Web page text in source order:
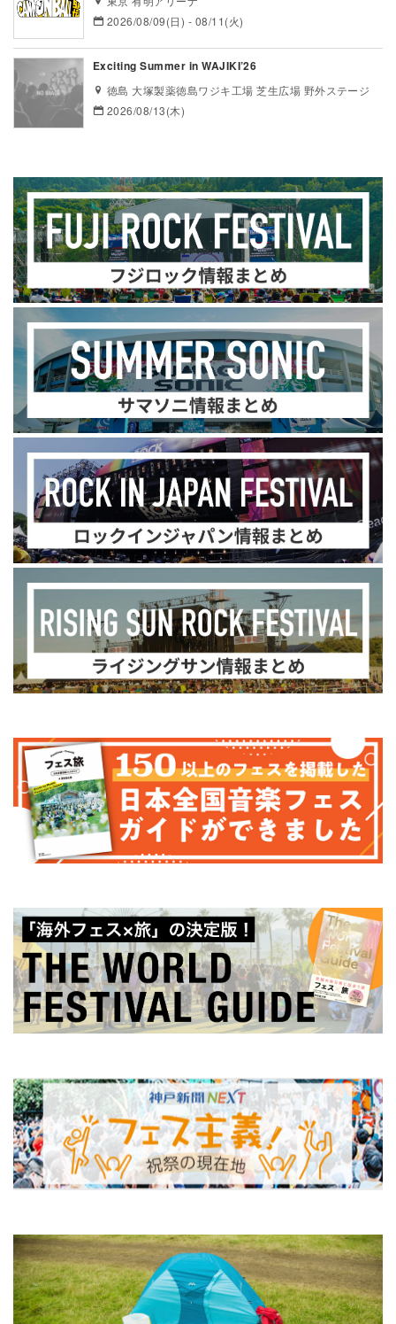
2026/08/09(日) - 08/11(火)
Exciting Summer in WAJIKI’26
徳島 大塚製薬徳島ワジキ工場 芝生広場 野外ステージ
2026/08/13(木)